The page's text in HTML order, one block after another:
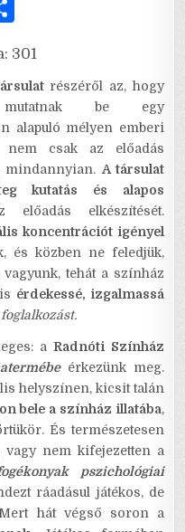
ar
e
301
részéről az, hogy
mutatnak be egy
alapuló mélyen emberi
nem csak az előadás
mindannyian.A társulat
kutatás és alapos
előadás elkészítését.
koncentrációt igényel
és közben ne feledjük,
tehát a színház
érdekessé, izgalmassá
foglalkozást.
aRadnóti Színház
érkezünk meg.
helyszínen, kicsit talán
bele a színház illatába,
És természetesen
nem kifejezetten a
pszichológiai
ráadásul játékos, de
hát végső soron a